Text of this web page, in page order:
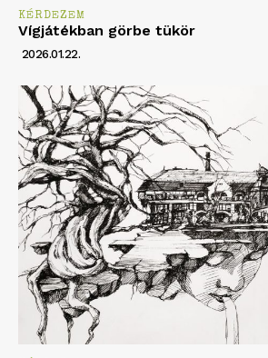
KÉRDEZEM
Vígjátékban görbe tükör
2026.01.22.